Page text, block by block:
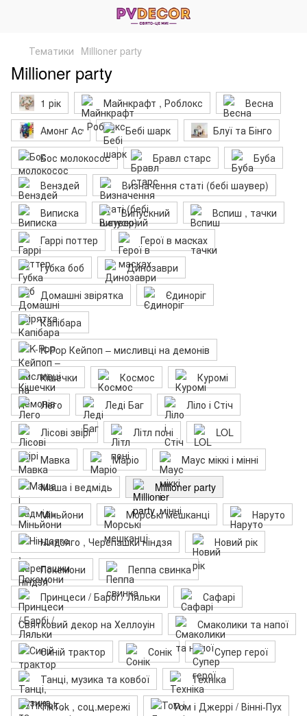
Тематики Millioner party
Millioner party
1 рік Майнкрафт , Роблокс
Весна
Амонг Ас
Бебі шарк
Блуї та Бінго
Бос молокосос
Бравл старс
Буба
Венздей
Визначення статі (бебі шаувер)
Виписка
Випускний
Вcпиш , тачки
Гаррі поттер
Герої в масках
Губка боб
Динозаври
Домашні звірятка
Єдиноріг
Капібара
K-Pop Кейпоп – мисливці на демонів
Кішечки
Космос
Куромі
Лего
Леді Баг
Ліло і Стіч
Лісові звірі
Літл поні
LOL
Мавка
Маріо
Маус міккі і мінні
Маша і ведмідь
Millioner party
Міньйони
Морські мешканці
Наруто
Ніндзяго , Черепашки ніндзя
Новий рік
Покемони
Пеппа свинка
Принцеси / Барбі / Ляльки
Сафарі
Святковий декор на Хеллоуін
Смаколики та напої
Синій трактор
Сонік
Супер герої
Танці, музика та ковбої
Техніка
TikTok , соц.мережі
Том і Джеррі / Вінні-Пух